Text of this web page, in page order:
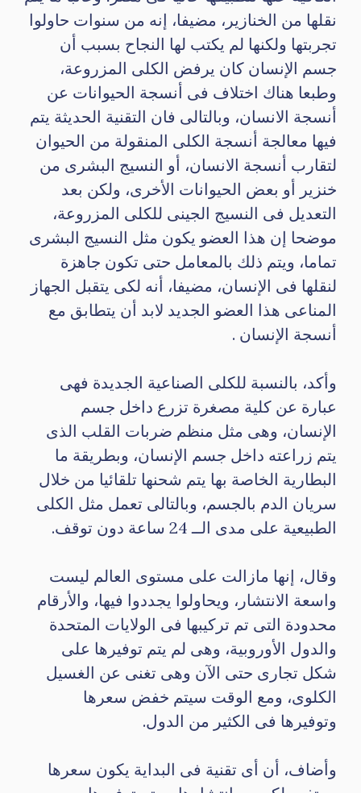
نقلها من الخنازير، مضيفا، إنه من سنوات حاولوا
تجربتها ولكنها لم يكتب لها النجاح بسبب أن
جسم الإنسان كان يرفض الكلى المزروعة،
وطبعا هناك اختلاف فى أنسجة الحيوانات عن
أنسجة الانسان، وبالتالى فان التقنية الحديثة يتم
فيها معالجة أنسجة الكلى المنقولة من الحيوان
لتقارب أنسجة الانسان، أو النسيج البشرى من
خنزير أو بعض الحيوانات الأخرى، ولكن بعد
التعديل فى النسيج الجينى للكلى المزروعة،
موضحا إن هذا العضو يكون مثل النسيج البشرى
تماما، ويتم ذلك بالمعامل حتى تكون جاهزة
لنقلها فى الإنسان، مضيفا، أنه لكى يتقبل الجهاز
المناعى هذا العضو الجديد لابد أن يتطابق مع
أنسجة الإنسان .
وأكد، بالنسبة للكلى الصناعية الجديدة فهى
عبارة عن كلية مصغرة تزرع داخل جسم
الإنسان، وهى مثل منظم ضربات القلب الذى
يتم زراعته داخل جسم الإنسان، وبطريقة ما
البطارية الخاصة بها يتم شحنها تلقائيا من خلال
سريان الدم بالجسم، وبالتالى تعمل مثل الكلى
الطبيعية على مدى الــ 24 ساعة دون توقف.
وقال، إنها مازالت على مستوى العالم ليست
واسعة الانتشار، ويحاولوا يجددوا فيها، والأرقام
محدودة التى تم تركيبها فى الولايات المتحدة
والدول الأوروبية، وهى لم يتم توفيرها على
شكل تجارى حتى الآن وهى تغنى عن الغسيل
الكلوى، ومع الوقت سيتم خفض سعرها
وتوفيرها فى الكثير من الدول.
وأضاف، أن أى تقنية فى البداية يكون سعرها